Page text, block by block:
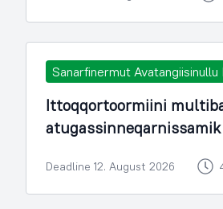
Sanarfinermut
Ittoqqortoormiini
Deadline 12. August 2026